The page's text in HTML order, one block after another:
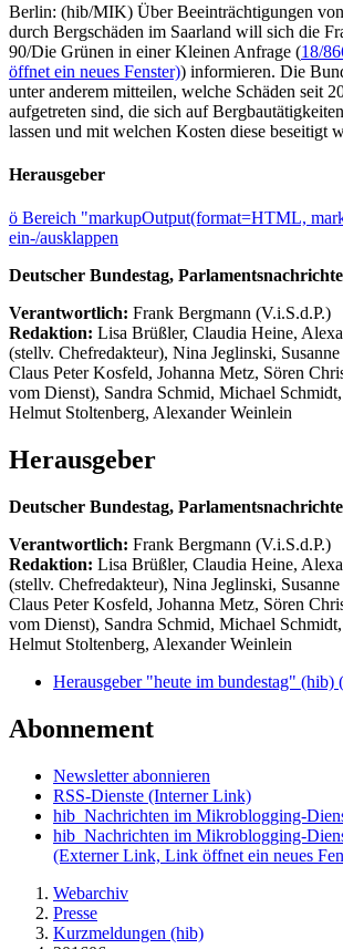
Berlin: (hib/MIK) Über Beeinträchtigungen
durch Bergschäden im Saarland will sich die
90/Die Grünen in einer Kleinen Anfrage (18/
öffnet ein neues Fenster)) informieren. Die
unter anderem mitteilen, welche Schäden seit
aufgetreten sind, die sich auf
lassen und mit welchen Kosten diese beseitigt
Herausgeber
ö Bereich "markupOutput(format=HTML,
ein-/ausklappen
Deutscher Bundestag,
Verantwortlich: Frank Bergmann (V.i.S.d.P.)
Redaktion: Lisa Brüßler, Claudia Heine,
(stellv. Chefredakteur), Nina Jeglinski,
Claus Peter Kosfeld, Johanna Metz, Sören
vom Dienst), Sandra Schmid, Michael
Helmut Stoltenberg, Alexander Weinlein
Herausgeber
Deutscher Bundestag,
Verantwortlich: Frank Bergmann (V.i.S.d.P.)
Redaktion: Lisa Brüßler, Claudia Heine,
(stellv. Chefredakteur), Nina Jeglinski,
Claus Peter Kosfeld, Johanna Metz, Sören
vom Dienst), Sandra Schmid, Michael
Helmut Stoltenberg, Alexander Weinlein
Herausgeber "heute im bundestag" (hib)
Abonnement
Newsletter abonnieren
RSS-Dienste (Interner Link)
hib_Nachrichten im Mikroblogging-
hib_Nachrichten im Mikroblogging-
(Externer Link, Link öffnet ein neues
Webarchiv
Presse
Kurzmeldungen (hib)